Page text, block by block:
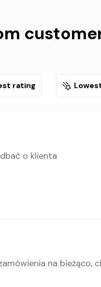
rating
o klienta
na bieżąco,